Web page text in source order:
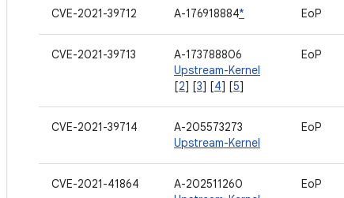
CVE-2021-39712 A-176918884* EoP
CVE-2021-39713
A-173788806
Upstream-Kernel
[2] [3] [4] [5]
EoP
CVE-2021-39714
A-205573273
Upstream-Kernel
EoP
CVE-2021-41864
A-202511260
EoP